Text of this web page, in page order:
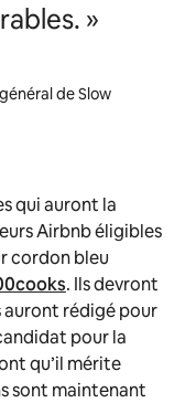
»
de Slow
qui auront la
Airbnb éligibles
cordon bleu
. Ils devront
auront rédigé pour
pour la
qu’il mérite
sont maintenant